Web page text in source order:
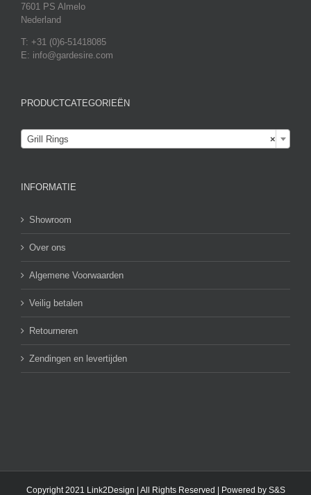
7601 PS Almelo
Nederland
T: +31 (0)6-51418085
E: info@gardesire.com
PRODUCTCATEGORIEËN
×
Grill Rings
INFORMATIE
Showroom
Over ons
Algemene Voorwaarden
Veilig betalen
Retourneren
Zendingen en levertijden
Copyright 2021 Link2Design | All Rights Reserved | Powered by S&S